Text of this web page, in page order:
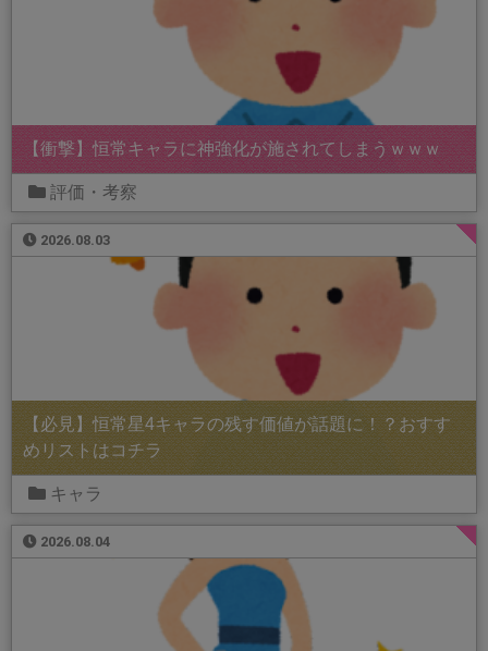
【衝撃】恒常キャラに神強化が施されてしまうｗｗｗ
評価・考察
2026.08.03
【必見】恒常星4キャラの残す価値が話題に！？おすす
めリストはコチラ
キャラ
2026.08.04